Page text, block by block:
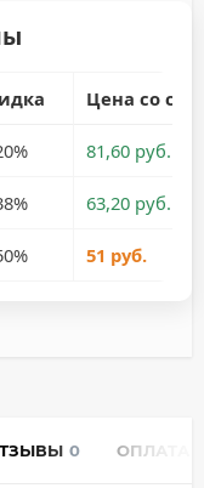
Цена со
81,60 руб.
63,20 руб.
51 руб.
0 ОПЛАТА